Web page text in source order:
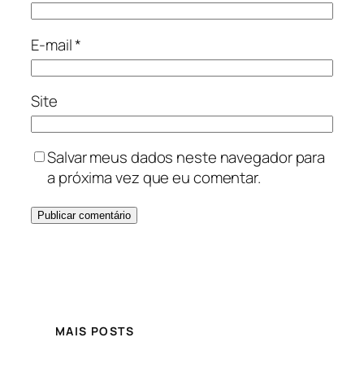
E-mail*
Site
Salvar meus dados neste navegador para
a próxima vez que eu comentar.
MAIS POSTS